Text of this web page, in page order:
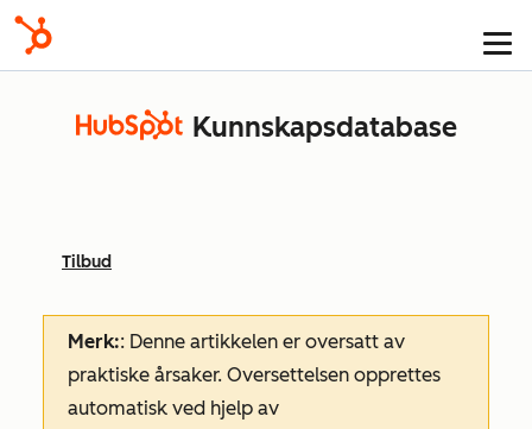
Kunnskapsdatabase
Tilbud
Merk:: Denne artikkelen er oversatt av
praktiske årsaker. Oversettelsen opprettes
automatisk ved hjelp av